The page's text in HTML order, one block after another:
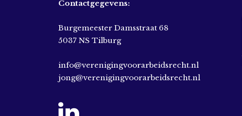
Contactgegevens:
Burgemeester Damsstraat 68
5037 NS Tilburg
info@verenigingvoorarbeidsrecht.nl
jong@verenigingvoorarbeidsrecht.nl